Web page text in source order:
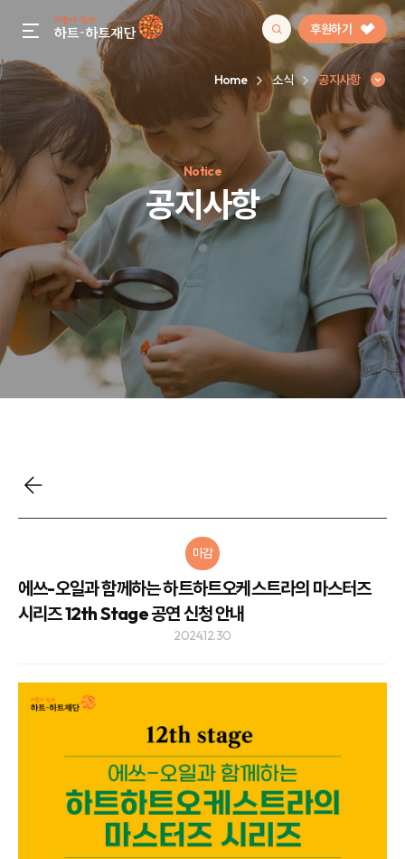
gnb menu open 후원하기
인기 키워드
#정기후원#하트플레이스#캠페인#팬덤후원
Home 소식 공지사항
Notice
공지사항
마감
에쓰-오일과 함께하는 하트하트오케스트라의 마스터즈
시리즈 12th Stage 공연 신청 안내
2024.12.30